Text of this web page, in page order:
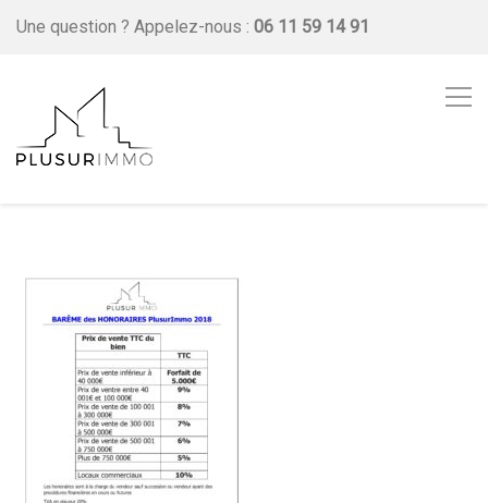
Une question ? Appelez-nous : 06 11 59 14 91